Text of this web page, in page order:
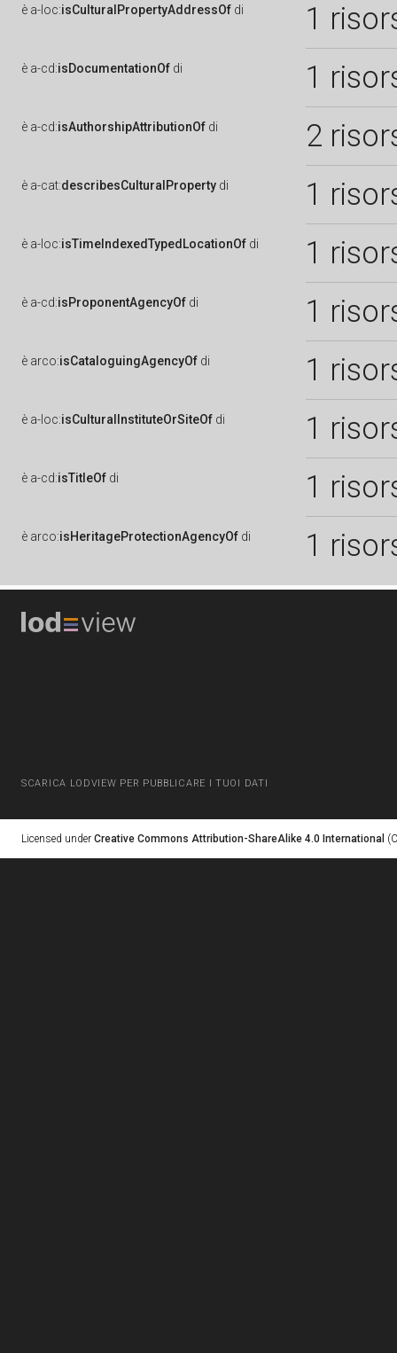
è a-loc:isCulturalPropertyAddressOf di 1
è a-cd:isDocumentationOf di 1
è a-cd:isAuthorshipAttributionOf di 2
è a-cat:describesCulturalProperty di 1
è a-loc:isTimeIndexedTypedLocationOf di 1
è a-cd:isProponentAgencyOf di 1
è arco:isCataloguingAgencyOf di 1
è a-loc:isCulturalInstituteOrSiteOf di 1
è a-cd:isTitleOf di 1
è arco:isHeritageProtectionAgencyOf di 1
SCARICA LODVIEW PER PUBBLICARE I TUOI DATI
Licensed under Creative Commons Attribution-ShareAlike 4.0 International